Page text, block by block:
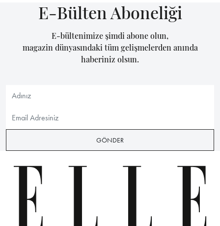
E-Bülten Aboneliği
E-bültenimize şimdi abone olun,
magazin dünyasındaki tüm gelişmelerden anında
haberiniz olsun.
GÖNDER